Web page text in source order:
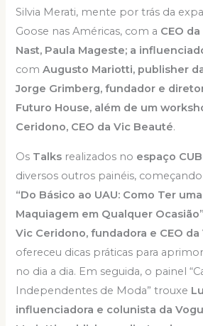
Silvia Merati, mente por trás da
Goose nas Américas, com a CEO
Nast, Paula Mageste; a
comAugusto Mariotti, publisher
Jorge Grimberg, fundador e
Futuro House, além de um
Ceridono, CEO da Vic Beauté.
Os Talks realizados no espaço
diversos outros painéis,
“Do Básico ao UAU: Como Ter
Maquiagem em Qualquer Ocasião”
Vic Ceridono, fundadora e CEO
ofereceu dicas práticas para
no dia a dia. Em seguida, o painel
Independentes de Moda” trouxe
influenciadora e colunista da